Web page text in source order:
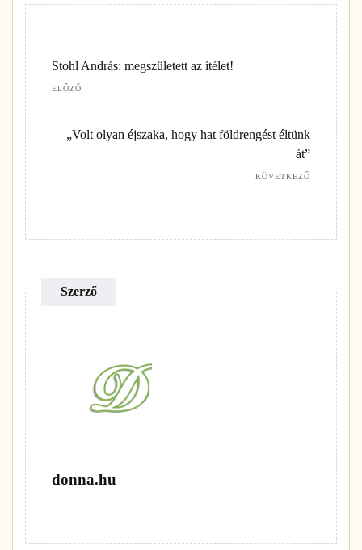
Stohl András: megszületett az ítélet!
ELŐZŐ
„Volt olyan éjszaka, hogy hat földrengést éltünk
át”
KÖVETKEZŐ
Szerző
donna.hu